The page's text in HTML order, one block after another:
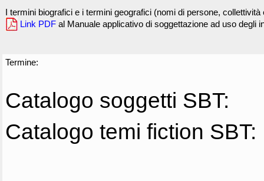
I termini biografici e i termini geografici (nomi di persone,
Link PDF al Manuale applicativo di soggettazione ad uso degli
Termine:
Catalogo soggetti SBT:
Catalogo temi fiction SBT: